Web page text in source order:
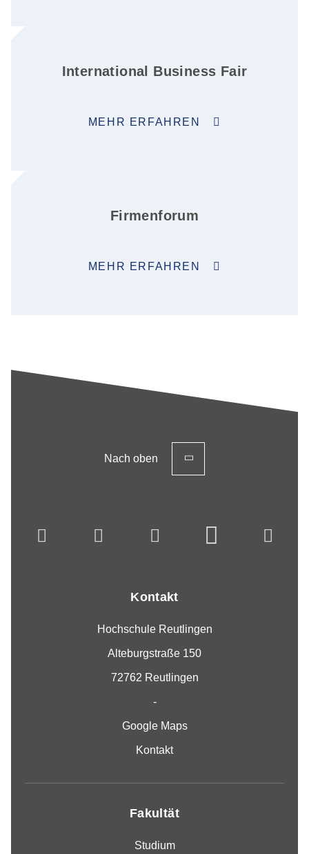
International Business Fair
MEHR ERFAHREN
Firmenforum
MEHR ERFAHREN
Nach oben
Kontakt
Hochschule Reutlingen
Alteburgstraße 150
72762 Reutlingen
-
Google Maps
Kontakt
Fakultät
Studium